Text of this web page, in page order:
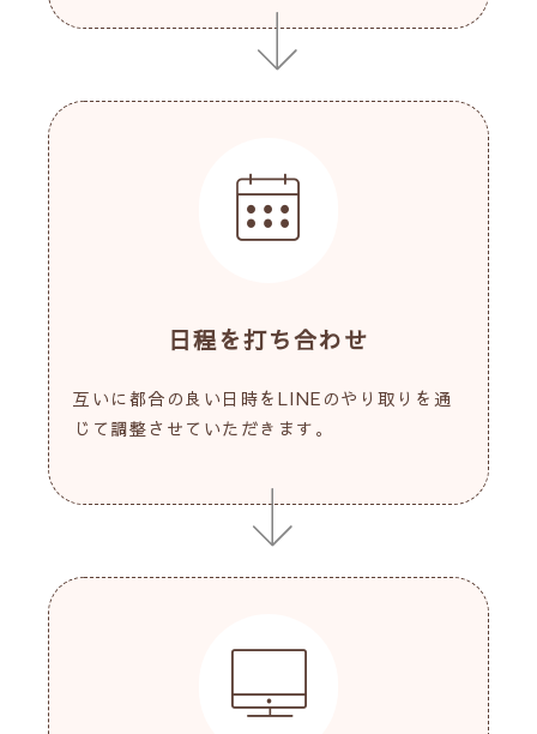
日程を打ち合わせ
互いに都合の良い日時をLINEのやり取りを通
じて調整させていただきます。